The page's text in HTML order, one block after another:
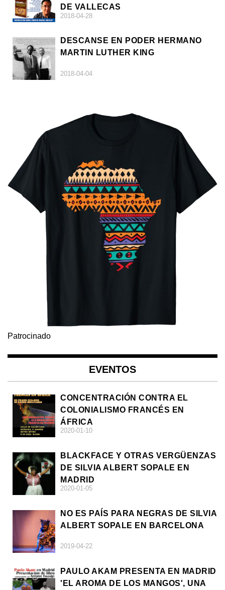
DE VALLECAS
2018-04-28
DESCANSE EN PODER HERMANO
MARTIN LUTHER KING
2018-04-04
Patrocinado
EVENTOS
CONCENTRACIÓN CONTRA EL
COLONIALISMO FRANCÉS EN
ÁFRICA
2020-01-10
BLACKFACE Y OTRAS VERGÜENZAS
DE SILVIA ALBERT SOPALE EN
MADRID
2020-01-05
NO ES PAÍS PARA NEGRAS DE SILVIA
ALBERT SOPALE EN BARCELONA
2019-04-22
PAULO AKAM PRESENTA EN MADRID
'EL AROMA DE LOS MANGOS', UNA